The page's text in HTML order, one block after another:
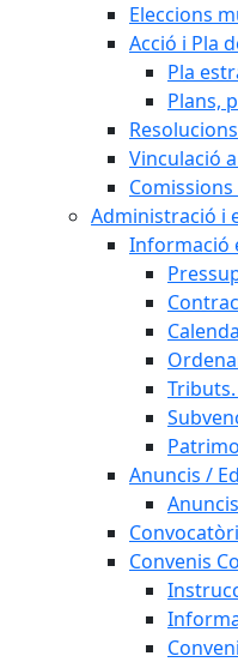
Eleccions
Acció i Pla
Pla
Plans,
Vinculació
Administració i
Informació
Anuncis /
Convenis